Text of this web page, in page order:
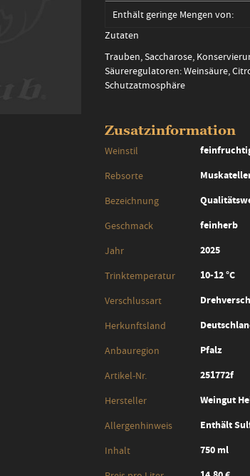
Enthält geringe Mengen von:
Zutaten
Trauben, Saccharose,
Säureregulatoren: Weinsäure,
Schutzatmosphäre
Zusatzinformation
Zusatzinformation
Weinstil
Rebsorte
Bezeichnung
Geschmack feinherb
Jahr 2025
Trinktemperatur 10-12 °C
Verschlussart
Herkunftsland
Anbauregion Pfalz
Artikel-Nr. 251772f
Hersteller Weingut
Allergenhinweis Enthält
Inhalt 750 ml